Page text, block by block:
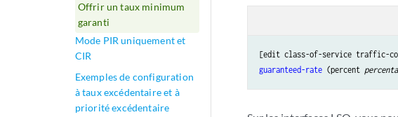
Offrir un taux minimum
garanti
Mode PIR uniquement et
CIR
Exemples de configuration
à taux excédentaire et à
priorité excédentaire
[edit class-of-service traffic-
guaranteed-rate (percent